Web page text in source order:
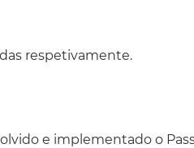
respetivamente.
e implementado o